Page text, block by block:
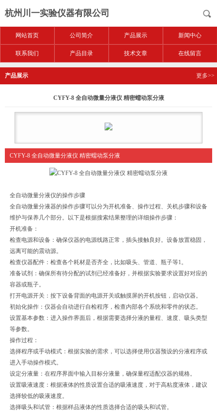
杭州川一实验仪器有限公司
网站首页 公司简介 产品展示 新闻中心
联系我们 产品目录 技术文章 在线留言
产品展示 更多>>
CYFY-8 全自动微量分液仪 精密蠕动泵分液
CYFY-8 全自动微量分液仪 精密蠕动泵分液
全自动微量分液仪的操作步骤
全自动微量分液器的操作步骤可以分为开机准备、操作过程、关机步骤和设备
维护与保养几个部分。以下是根据搜索结果整理的详细操作步骤：
开机准备：
检查电源和设备：确保仪器的电源线路正常，插头接触良好。设备放置稳固，
远离可能的震动源。
检查仪器配件：检查各个耗材是否齐全，比如吸头、管道、瓶子等1。
准备试剂：确保所有待分配的试剂已经准备好，并根据实验要求设置好对应的
容器或瓶子。
打开电源开关：按下设备背面的电源开关或触摸屏的开机按钮，启动仪器。
初始化操作：仪器会自动进行自检程序，检查内部各个系统和零件的状态。
设置基本参数：进入操作界面后，根据需要选择分液的量程、速度、吸头类型
等参数。
操作过程：
选择程序或手动模式：根据实验的需求，可以选择使用仪器预设的分液程序或
进入手动操作模式。
设定分液量：在程序界面中输入目标分液量，确保量程适配仪器的规格。
设置吸液速度：根据液体的性质设置合适的吸液速度，对于高粘度液体，建议
选择较低的吸液速度。
选择吸头和试管：根据样品液体的性质选择合适的吸头和试管。